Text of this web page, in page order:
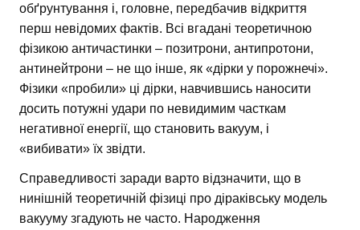
обґрунтування і, головне, передбачив відкриття
перш невідомих фактів. Всі вгадані теоретичною
фізикою античастинки – позитрони, антипротони,
антинейтрони – не що інше, як «дірки у порожнечі».
Фізики «пробили» ці дірки, навчившись наносити
досить потужні удари по невидимим часткам
негативної енергії, що становить вакуум, і
«вибивати» їх звідти.
Справедливості заради варто відзначити, що в
нинішній теоретичній фізиці про діраківську модель
вакууму згадують не часто. Народження